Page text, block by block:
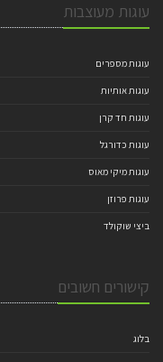
עוגות מעוצבות
עוגות מספרים
עוגות אותיות
עוגות חד קרן
עוגות כדורגל
עוגות מיקי מאוס
עוגות פרוזן
ביצי שוקולד
קישורים חשובים
בלוג